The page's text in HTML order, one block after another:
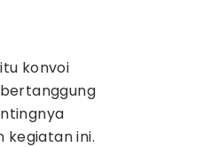
konvoi
kegiatan ini.